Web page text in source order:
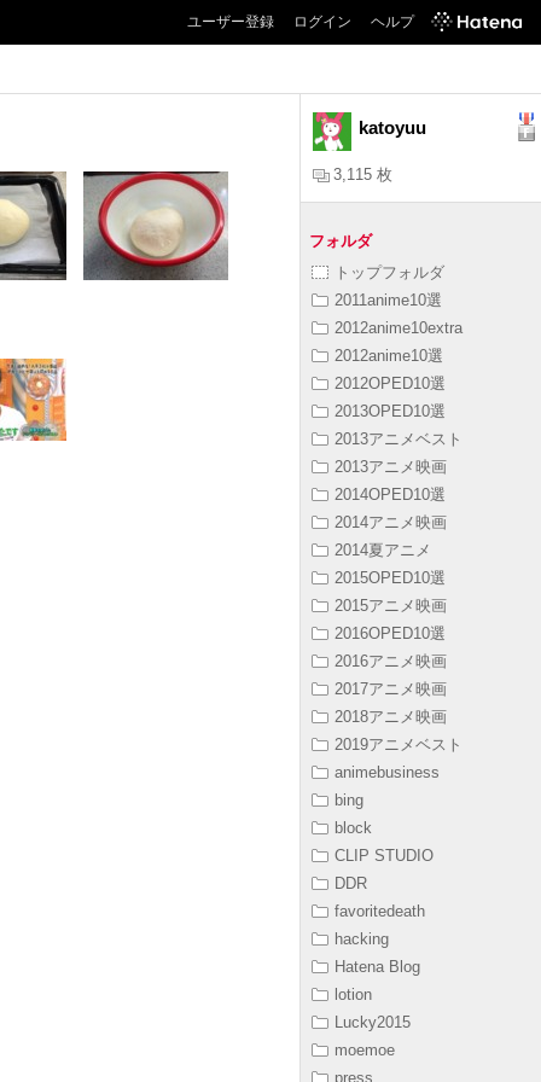
ユーザー登録 ログイン ヘルプ
katoyuu
3,115 枚
フォルダ
トップフォルダ
2011anime10選
2012anime10extra
2012anime10選
2012OPED10選
2013OPED10選
2013アニメベスト
2013アニメ映画
2014OPED10選
2014アニメ映画
2014夏アニメ
2015OPED10選
2015アニメ映画
2016OPED10選
2016アニメ映画
2017アニメ映画
2018アニメ映画
2019アニメベスト
animebusiness
bing
block
CLIP STUDIO
DDR
favoritedeath
hacking
Hatena Blog
lotion
Lucky2015
moemoe
press